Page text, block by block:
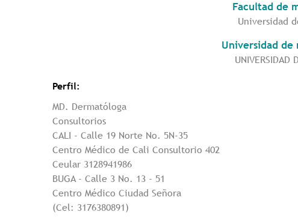
Facultad de
Universidad
Universidad de
UNIVERSIDAD
Perfil:
MD. Dermatóloga
Consultorios
CALI - Calle 19 Norte No. 5N-35
Centro Médico de Cali Consultorio 402
Ceular 3128941986
BUGA - Calle 3 No. 13 - 51
Centro Médico Ciudad Señora
(Cel: 3176380891)